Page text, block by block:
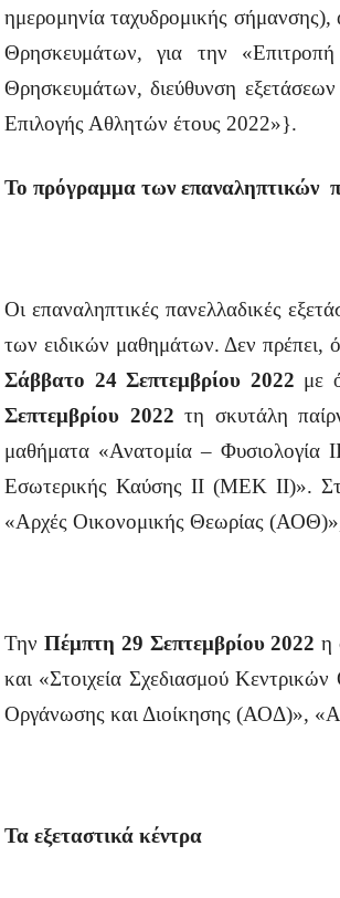
ημερομηνία ταχυδρομικής σήμανσης),
Θρησκευμάτων, για την
Θρησκευμάτων, διεύθυνση
Επιλογής Αθλητών έτους 2022»}.
Το πρόγραμμα των επαναληπτικών
Οι επαναληπτικές πανελλαδικές
των ειδικών μαθημάτων. Δεν πρέπει,
Σάββατο 24 Σεπτεμβρίου 2022 με
Σεπτεμβρίου 2022 τη σκυτάλη
μαθήματα «Ανατομία – Φυσιολογία
Εσωτερικής Καύσης II (ΜΕΚ ΙΙ)».
«Αρχές Οικονομικής Θεωρίας
Την Πέμπτη 29 Σεπτεμβρίου 2022 η
και «Στοιχεία Σχεδιασμού
Οργάνωσης και Διοίκησης (ΑΟΔ)»,
Τα εξεταστικά κέντρα